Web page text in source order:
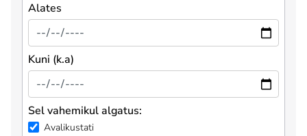
Alates
Kuni (k.a)
Sel vahemikul algatus:
Avalikustati